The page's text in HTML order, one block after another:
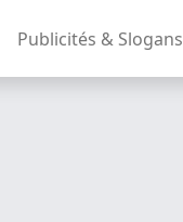
Publicités & Slogans